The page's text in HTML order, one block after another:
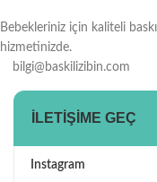
Bebekleriniz için kaliteli
hizmetinizde.
bilgi@baskilizibin.com
İLETIŞIME GEÇ
Instagram